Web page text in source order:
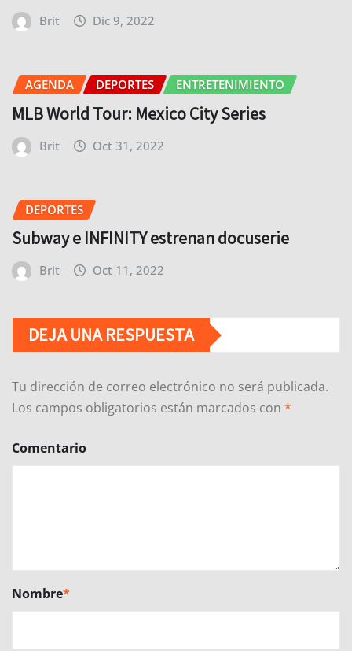
Brit Dic 9, 2022
AGENDA DEPORTES ENTRETENIMIENTO
MLB World Tour: Mexico City Series
Brit Oct 31, 2022
DEPORTES
Subway e INFINITY estrenan docuserie
Brit Oct 11, 2022
DEJA UNA RESPUESTA
Tu dirección de correo electrónico no será publicada.
Los campos obligatorios están marcados con *
Comentario
Nombre*